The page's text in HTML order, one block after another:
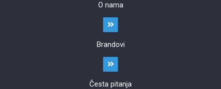
O nama
Brandovi
Česta pitanja